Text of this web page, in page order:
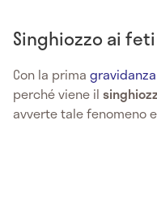
Singhiozzo ai feti
Con la prima gravidanza
perché viene il
avverte tale fenomeno